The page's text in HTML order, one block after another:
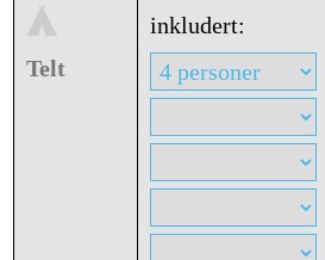
Telt
inkludert: